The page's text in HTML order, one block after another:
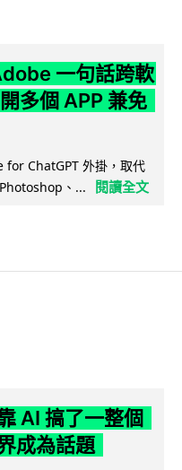
一句話跨軟
多個 APP 兼免
for ChatGPT 外掛，取代
、...
閱讀全文
AI 搞了一整個
成為話題